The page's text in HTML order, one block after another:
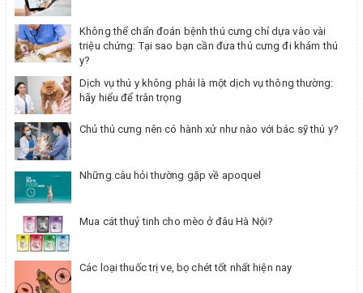
Không thể chẩn đoán bệnh thú cưng chỉ dựa vào vài
triệu chứng: Tại sao bạn cần đưa thú cưng đi khám thú
y?
Dịch vụ thú y không phải là một dịch vụ thông thường:
hãy hiểu để trân trọng
Chủ thú cưng nên có hành xử như nào với bác sỹ thú y?
Những câu hỏi thường gặp về apoquel
Mua cát thuỷ tinh cho mèo ở đâu Hà Nội?
Các loại thuốc trị ve, bọ chét tốt nhất hiện nay